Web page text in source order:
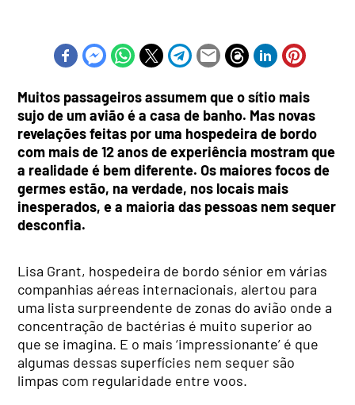
Muitos passageiros assumem que o sítio mais
sujo de um avião é a casa de banho. Mas novas
revelações feitas por uma hospedeira de bordo
com mais de 12 anos de experiência mostram que
a realidade é bem diferente. Os maiores focos de
germes estão, na verdade, nos locais mais
inesperados, e a maioria das pessoas nem sequer
desconfia.
Lisa Grant, hospedeira de bordo sénior em várias
companhias aéreas internacionais, alertou para
uma lista surpreendente de zonas do avião onde a
concentração de bactérias é muito superior ao
que se imagina. E o mais ‘impressionante’ é que
algumas dessas superfícies nem sequer são
limpas com regularidade entre voos.